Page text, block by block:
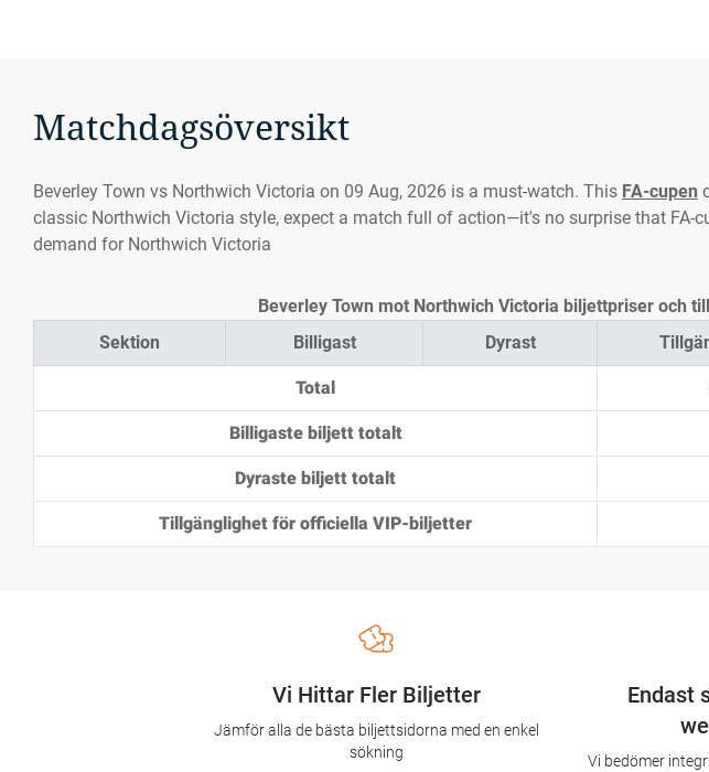
Matchdagsöversikt
Beverley Town vs Northwich Victoria on 09 Aug, 2026 is a must-watch. This FA-cupen
classic Northwich Victoria style, expect a match full of action—it's no surprise that FA-
demand for Northwich Victoria
Sektion Billigast Dyrast
Total
Billigaste biljett totalt
Dyraste biljett totalt
Tillgänglighet för officiella VIP-biljetter
Beverley Town mot Northwich Victoria biljettpriser och
Endast
Vi bedömer
Vi Hittar Fler Biljetter
Jämför alla de bästa biljettsidorna med en enkel
sökning